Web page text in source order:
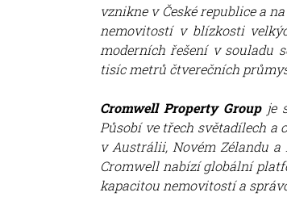
vznikne v České republice a
nemovitostí v blízkosti
moderních řešení v souladu
tisíc metrů čtverečních
Cromwell Property Groupje
Působí ve třech světadílech a
v Austrálii, Novém Zélandu a
Cromwell nabízí globální
kapacitou nemovitostí a